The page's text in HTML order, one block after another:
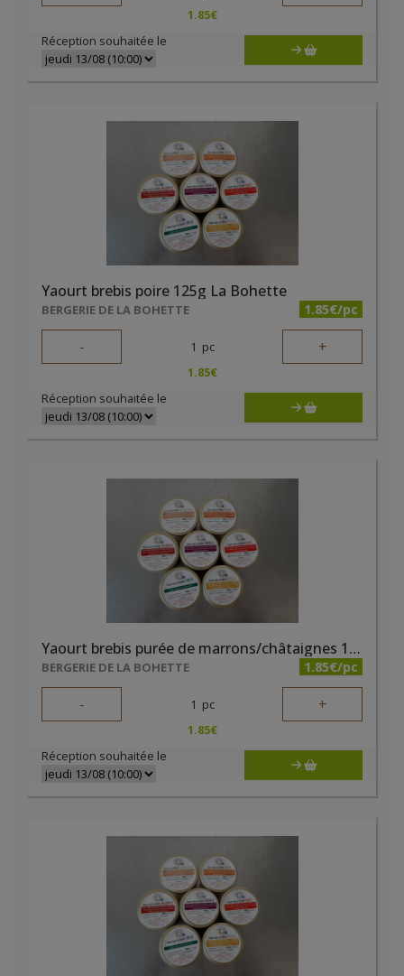
1.85€
Réception souhaitée le
Yaourt brebis poire 125g La Bohette
BERGERIE DE LA BOHETTE 1.85€/pc
- 1 pc +
1.85€
Réception souhaitée le
Yaourt brebis purée de marrons/châtaignes 125g La Bohette
BERGERIE DE LA BOHETTE 1.85€/pc
- 1 pc +
1.85€
Réception souhaitée le